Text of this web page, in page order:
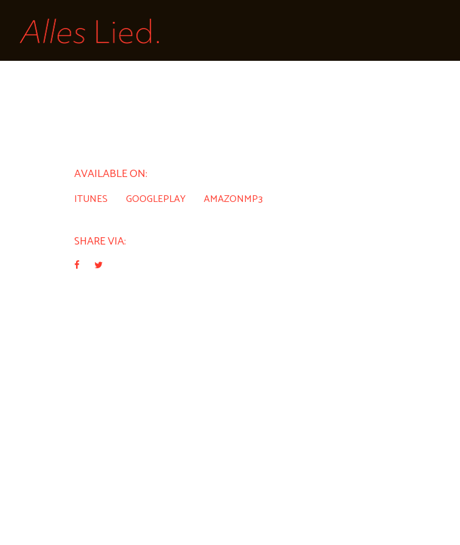
AVAILABLE ON:
ITUNES GOOGLEPLAY AMAZONMP3
SHARE VIA: